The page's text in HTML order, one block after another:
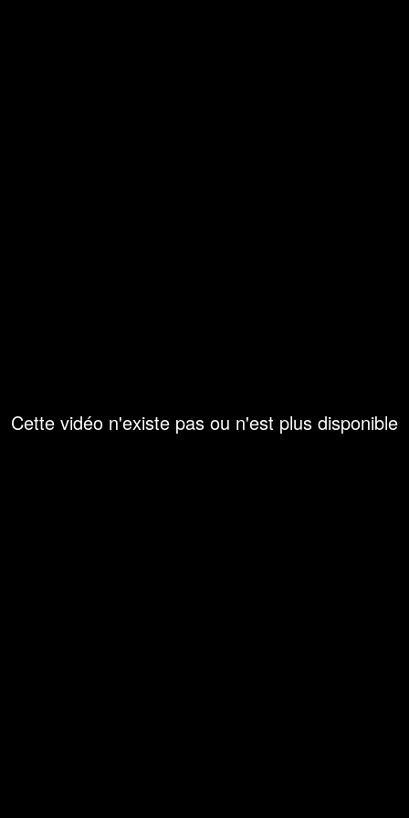
Cette vidéo n'existe pas ou n'est plus disponible